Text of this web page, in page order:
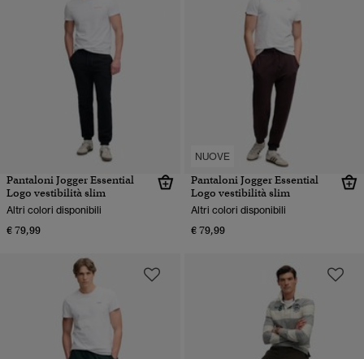
Pantaloni Jogger Essential
Logo vestibilità slim
Altri colori disponibili
€ 79,99
NUOVE
Pantaloni Jogger Essential
Logo vestibilità slim
Altri colori disponibili
€ 79,99